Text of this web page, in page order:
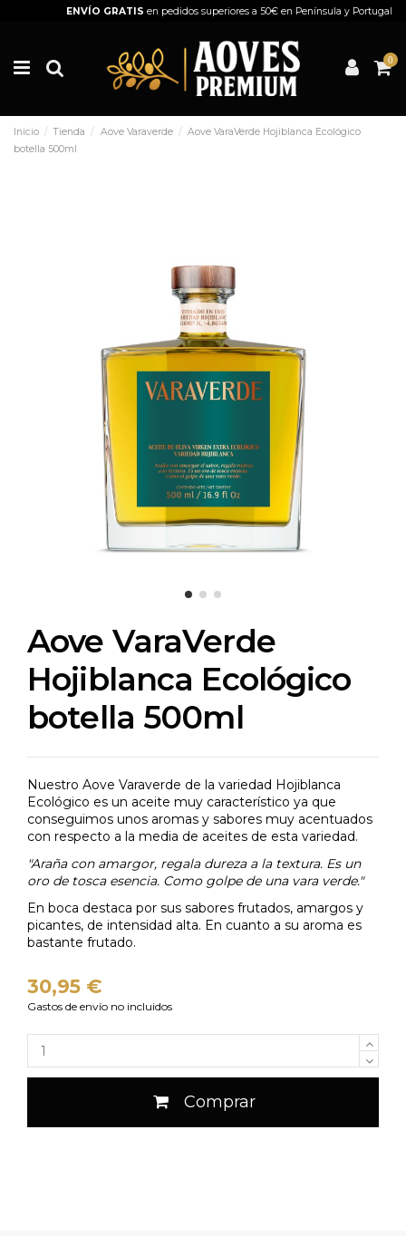
ENVÍO GRATIS en pedidos superiores a 50€ en Península y Portugal
0
Inicio Tienda Aove Varaverde
Aove VaraVerde Hojiblanca Ecológico
botella 500ml
Aove VaraVerde
Hojiblanca Ecológico
botella 500ml
Nuestro Aove Varaverde de la variedad Hojiblanca
Ecológico es un aceite muy característico ya que
conseguimos unos aromas y sabores muy acentuados
con respecto a la media de aceites de esta variedad.
"Araña con amargor, regala dureza a la textura. Es un
oro de tosca esencia. Como golpe de una vara verde."
En boca destaca por sus sabores frutados, amargos y
picantes, de intensidad alta. En cuanto a su aroma es
bastante frutado.
30,95 €
Gastos de envío no incluidos
Comprar